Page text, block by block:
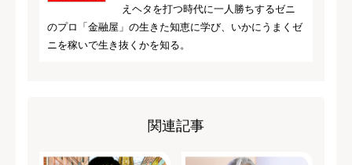
えヘタを打つ時代に一人勝ちするゼニ
のプロ「金融屋」の生きた知恵に学び、いかにうまくゼ
ニを稼いで生き抜くかを知る。
関連記事